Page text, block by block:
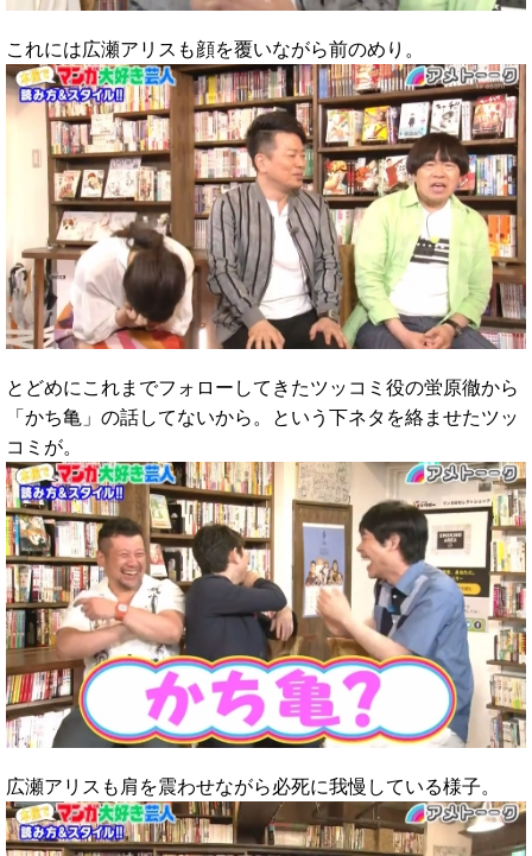
これには広瀬アリスも顔を覆いながら前のめり。
とどめにこれまでフォローしてきたツッコミ役の蛍原徹から
「かち亀」の話してないから。という下ネタを絡ませたツッ
コミが。
広瀬アリスも肩を震わせながら必死に我慢している様子。